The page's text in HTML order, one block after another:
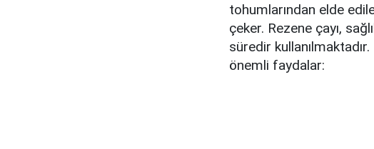
tohumlarından elde
çeker. Rezene çayı,
süredir kullanılmaktadır.
önemli faydalar: